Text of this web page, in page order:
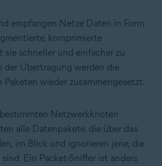
empfangen Netze Daten in Form
komprimierte
sie schneller und einfacher zu
der Übertragung werden die
Paketen wieder zusammengesetzt.
Netzwerkknoten
alle Datenpakete, die über das
im Blick und ignorieren jene, die
Ein Packet-Sniffer ist anders